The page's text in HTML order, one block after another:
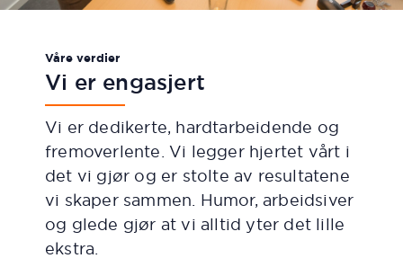
Våre verdier
Vi er engasjert
Vi er dedikerte, hardtarbeidende og
fremoverlente. Vi legger hjertet vårt i
det vi gjør og er stolte av resultatene
vi skaper sammen. Humor, arbeidsiver
og glede gjør at vi alltid yter det lille
ekstra.